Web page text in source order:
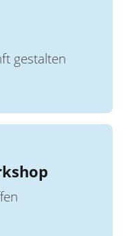
gestalten